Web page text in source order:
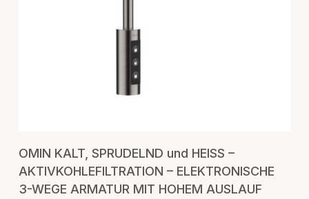
OMIN KALT, SPRUDELND und HEISS –
AKTIVKOHLEFILTRATION – ELEKTRONISCHE
3-WEGE ARMATUR MIT HOHEM AUSLAUF